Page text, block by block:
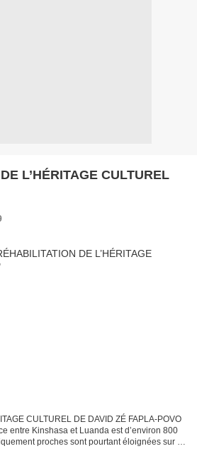
L’HÉRITAGE CULTUREL
CULTUREL DE DAVID ZÉ FAPLA-POVO
entre Kinshasa et Luanda est d’environ 800
proches sont pourtant éloignées sur le